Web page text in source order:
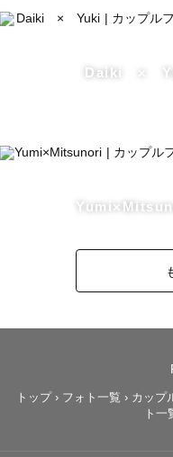
Daiki ×
トップ› フォト一覧 › カップ
ト一